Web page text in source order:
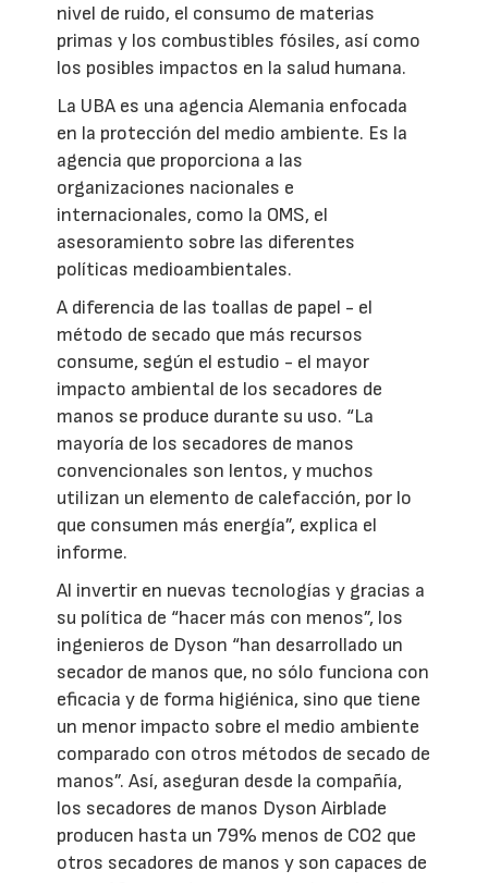
nivel de ruido, el consumo de materias
primas y los combustibles fósiles, así como
los posibles impactos en la salud humana.
La UBA es una agencia Alemania enfocada
en la protección del medio ambiente. Es la
agencia que proporciona a las
organizaciones nacionales e
internacionales, como la OMS, el
asesoramiento sobre las diferentes
políticas medioambientales.
A diferencia de las toallas de papel - el
método de secado que más recursos
consume, según el estudio - el mayor
impacto ambiental de los secadores de
manos se produce durante su uso. “La
mayoría de los secadores de manos
convencionales son lentos, y muchos
utilizan un elemento de calefacción, por lo
que consumen más energía”, explica el
informe.
Al invertir en nuevas tecnologías y gracias a
su política de “hacer más con menos”, los
ingenieros de Dyson “han desarrollado un
secador de manos que, no sólo funciona con
eficacia y de forma higiénica, sino que tiene
un menor impacto sobre el medio ambiente
comparado con otros métodos de secado de
manos”. Así, aseguran desde la compañía,
los secadores de manos Dyson Airblade
producen hasta un 79% menos de CO2 que
otros secadores de manos y son capaces de